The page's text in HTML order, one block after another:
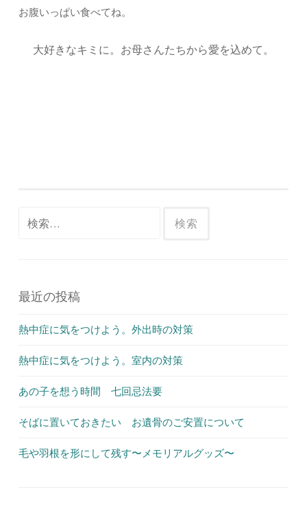
お腹いっぱい食べてね。
大好きなキミに。お母さんたちから愛を込めて。
最近の投稿
熱中症に気をつけよう。外出時の対策
熱中症に気をつけよう。室内の対策
あの子を想う時間 七回忌法要
そばに置いておきたい お遺骨のご安置について
毛や羽根を形にして残す〜メモリアルグッズ〜